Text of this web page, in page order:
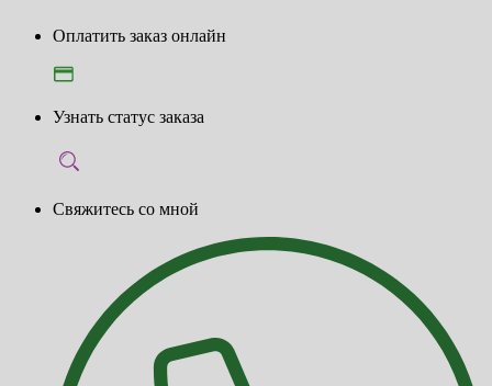
Оплатить заказ онлайн
Узнать статус заказа
Свяжитесь со мной